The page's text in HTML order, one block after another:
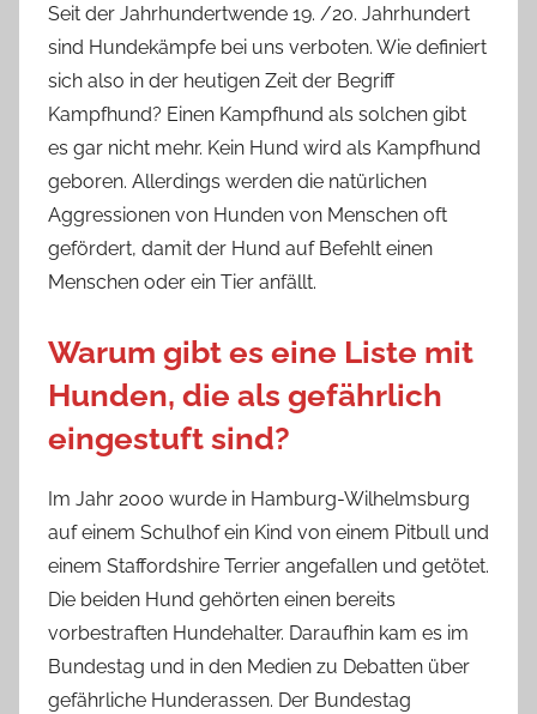
Seit der Jahrhundertwende 19. /20. Jahrhundert
sind Hundekämpfe bei uns verboten. Wie definiert
sich also in der heutigen Zeit der Begriff
Kampfhund? Einen Kampfhund als solchen gibt
es gar nicht mehr. Kein Hund wird als Kampfhund
geboren. Allerdings werden die natürlichen
Aggressionen von Hunden von Menschen oft
gefördert, damit der Hund auf Befehlt einen
Menschen oder ein Tier anfällt.
Warum gibt es eine Liste mit
Hunden, die als gefährlich
eingestuft sind?
Im Jahr 2000 wurde in Hamburg-Wilhelmsburg
auf einem Schulhof ein Kind von einem Pitbull und
einem Staffordshire Terrier angefallen und getötet.
Die beiden Hund gehörten einen bereits
vorbestraften Hundehalter. Daraufhin kam es im
Bundestag und in den Medien zu Debatten über
gefährliche Hunderassen. Der Bundestag